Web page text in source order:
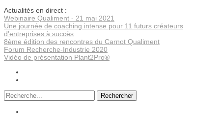
Actualités en direct :
Webinaire Qualiment - 21 mai 2021
Une journée de coaching intense pour 11 futurs créateurs
d’entreprises à succès
8ème édition des rencontres du Carnot Qualiment
Forum Recherche-Industrie 2020
Vidéo de présentation Plant2Pro®
Rechercher